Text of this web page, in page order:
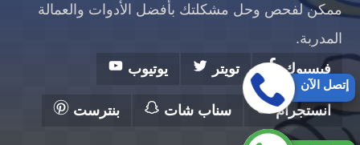
ممكن لفحص وحل مشكلتك بأفضل الأدوات والعمالة
المدربة.
فيسبوك
تويتر يوتيوب
انستجرام سناب شات بنترست
إتصل الآن